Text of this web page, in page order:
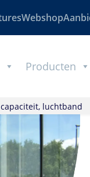
Webshop
Producten
luchtband